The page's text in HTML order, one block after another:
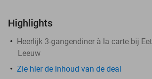
Highlights
Heerlijk 3-gangendiner à la carte bij
Leeuw
Zie hierde inhoud van de deal